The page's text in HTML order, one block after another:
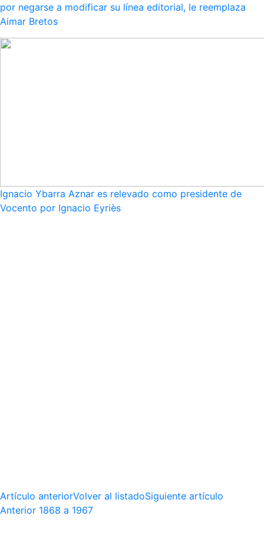
por negarse a modificar su línea editorial, le reemplaza
Aimar Bretos
Ignacio Ybarra Aznar es relevado como presidente de
Vocento por Ignacio Eyriès
Artículo anteriorVolver al listadoSiguiente artículo
Anterior 1868 a 1967